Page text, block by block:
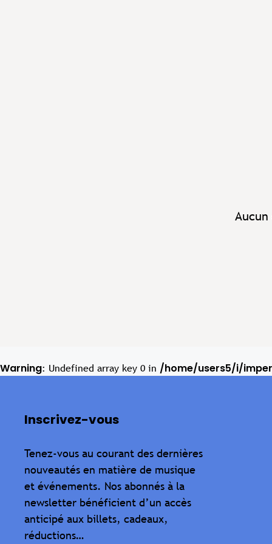
Warning: Undefined array key 0 in /home/users5/i/
Inscrivez-vous
Tenez-vous au courant des dernières
nouveautés en matière de musique
et événements. Nos abonnés à la
newsletter bénéficient d’un accès
anticipé aux billets, cadeaux,
réductions…